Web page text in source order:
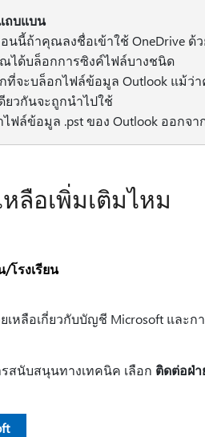
ถบแบน
นนี้ถ้าคุณลงชื่อเข้าใช้ OneDrive ด้
ได้บล็อกการซิงค์ไฟล์บางชนิด
กที่จะบล็อกไฟล์ข้อมูล Outlook แม้
ยวกันจะถูกนําไปใช้
ไฟล์ข้อมูล .pst ของ Outlook ออกจา
ลือเพิ่มเติมไหม
โรงเรียน
เหลือเกี่ยวกับบัญชี Microsoft และ
สนับสนุนทางเทคนิค เลือก ติดต่อฝ่